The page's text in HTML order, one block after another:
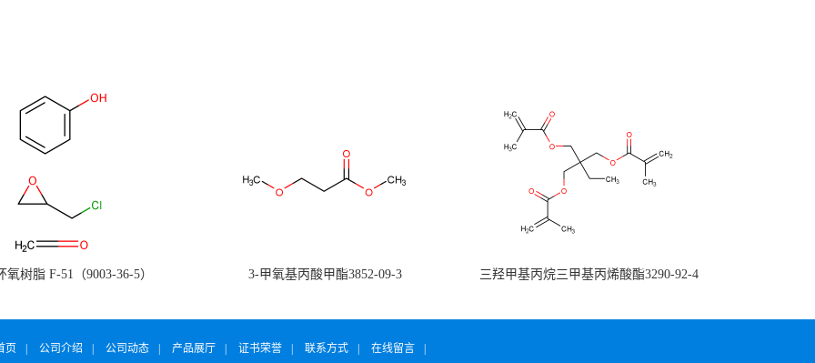
氧树脂 F-51（9003-36-5） 3-甲氧基丙酸甲酯3852-09-3 三羟甲基丙烷三甲基丙烯酸酯3290-92-4
页 公司介绍 公司动态 产品展厅 证书荣誉 联系方式 在线留言